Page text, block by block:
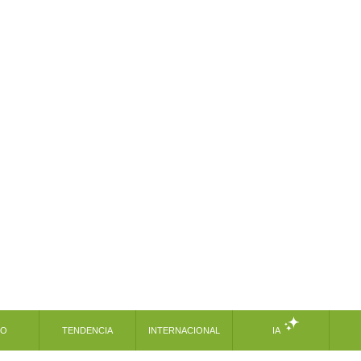
TENDENCIA INTERNACIONAL IA